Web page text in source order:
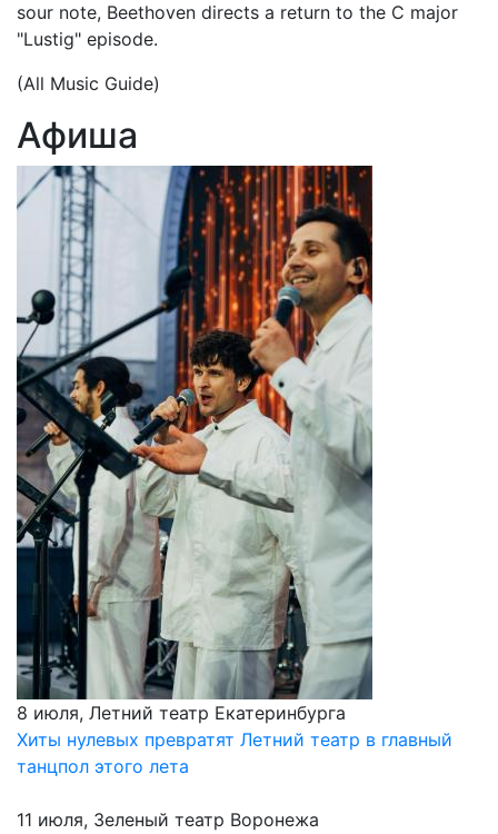
sour note, Beethoven directs a return to the C major
"Lustig" episode.
(All Music Guide)
Афиша
8 июля, Летний театр Екатеринбурга
Хиты нулевых превратят Летний театр в главный
танцпол этого лета
11 июля, Зеленый театр Воронежа